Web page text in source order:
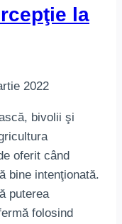
la
2022
bivolii şi
oferit când
bine intenţionată.
puterea
folosind